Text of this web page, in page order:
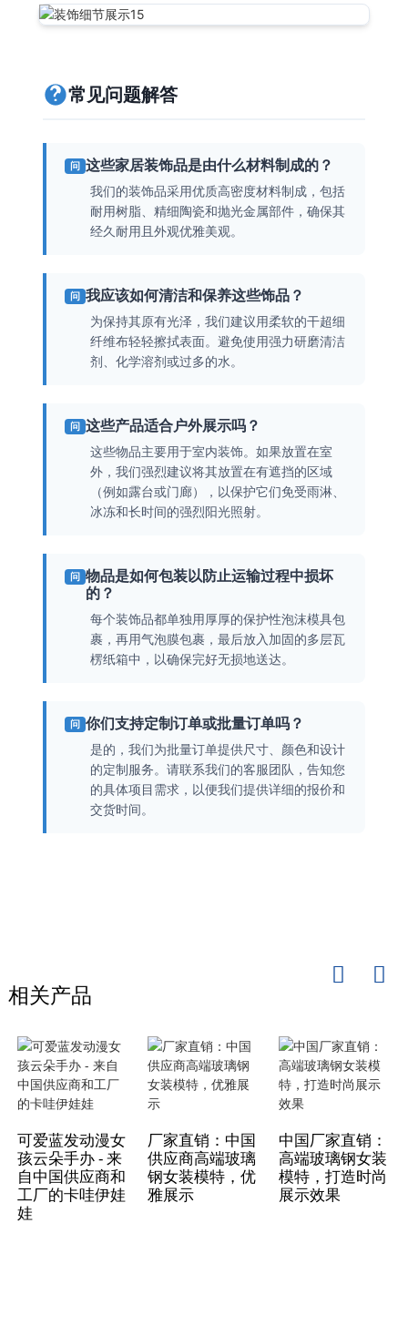
常见问题解答
问 这些家居装饰品是由什么材料制成的？
我们的装饰品采用优质高密度材料制成，包括
耐用树脂、精细陶瓷和抛光金属部件，确保其
经久耐用且外观优雅美观。
问 我应该如何清洁和保养这些饰品？
为保持其原有光泽，我们建议用柔软的干超细
纤维布轻轻擦拭表面。避免使用强力研磨清洁
剂、化学溶剂或过多的水。
问 这些产品适合户外展示吗？
这些物品主要用于室内装饰。如果放置在室
外，我们强烈建议将其放置在有遮挡的区域
（例如露台或门廊），以保护它们免受雨淋、
冰冻和长时间的强烈阳光照射。
问 物品是如何包装以防止运输过程中损坏
的？
每个装饰品都单独用厚厚的保护性泡沫模具包
裹，再用气泡膜包裹，最后放入加固的多层瓦
楞纸箱中，以确保完好无损地送达。
问 你们支持定制订单或批量订单吗？
是的，我们为批量订单提供尺寸、颜色和设计
的定制服务。请联系我们的客服团队，告知您
的具体项目需求，以便我们提供详细的报价和
交货时间。
相关产品
可爱蓝发动漫女
孩云朵手办 - 来
自中国供应商和
工厂的卡哇伊娃
娃
厂家直销：中国
供应商高端玻璃
钢女装模特，优
雅展示
中国厂家直销：
高端玻璃钢女装
模特，打造时尚
展示效果